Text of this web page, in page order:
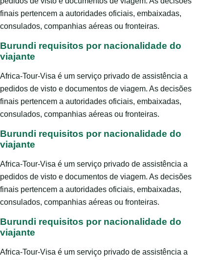
finais pertencem a autoridades oficiais, embaixadas,
consulados, companhias aéreas ou fronteiras.
Burundi requisitos por nacionalidade do
viajante
Africa-Tour-Visa é um serviço privado de assistência a
pedidos de visto e documentos de viagem. As decisões
finais pertencem a autoridades oficiais, embaixadas,
consulados, companhias aéreas ou fronteiras.
Burundi requisitos por nacionalidade do
viajante
Africa-Tour-Visa é um serviço privado de assistência a
pedidos de visto e documentos de viagem. As decisões
finais pertencem a autoridades oficiais, embaixadas,
consulados, companhias aéreas ou fronteiras.
Burundi requisitos por nacionalidade do
viajante
Africa-Tour-Visa é um serviço privado de assistência a